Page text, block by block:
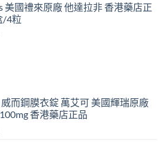
$829
through
美國禮來原廠 他達拉非 香港藥店正
/4粒
而鋼膜衣錠 萬艾可 美國輝瑞原廠
香港藥店正品